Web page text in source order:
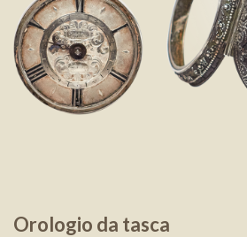
Orologio da tasca